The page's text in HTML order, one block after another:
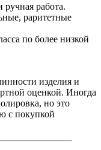
работа.
раритетные
по более низкой
изделия и
оценкой. Иногда
но это
с покупкой